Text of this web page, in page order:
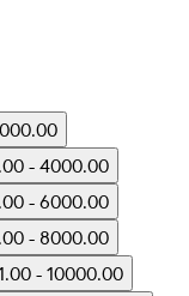
- 4000.00
- 6000.00
- 8000.00
- 10000.00